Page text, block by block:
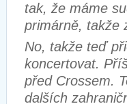
tak, že máme
primárně, takže
No, takže teď
koncertovat.
před Crossem.
dalších